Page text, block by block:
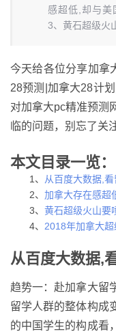
感超低,却与美
3、黄石超级火
今天给各位分享加拿
28预测|加拿大28计
对加拿大pc精准预测
临的问题，别忘了关
本文目录一览：
1、
从百度大数据,
2、 加拿大存在感超
3、 黄石超级火山要
4、 2018年加拿大
从百度大数据,
趋势一：赴加拿大留
留学人群的整体构成
的中国学生的构成看